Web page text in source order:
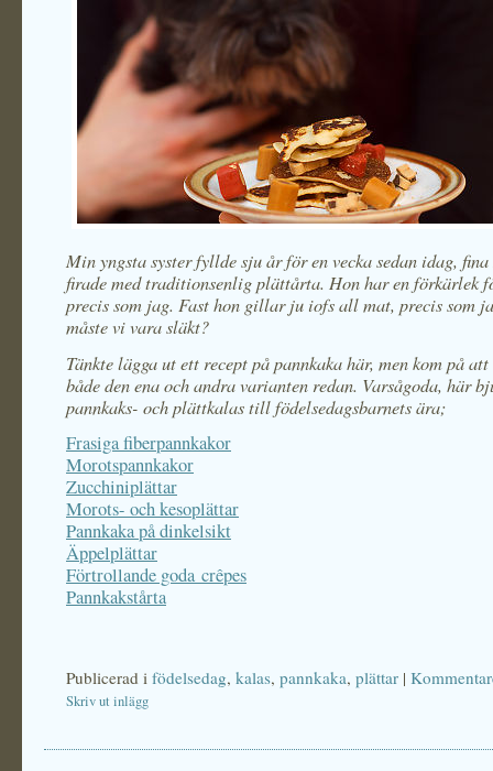
Min yngsta syster fyllde sju år för en vecka sedan idag,
firade med traditionsenlig plättårta. Hon har en förkärlek
precis som jag. Fast hon gillar ju iofs all mat, precis som
måste vi vara släkt?
Tänkte lägga ut ett recept på pannkaka här, men kom på
både den ena och andra varianten redan. Varsågoda, här
pannkaks- och plättkalas till födelsedagsbarnets ära;
Frasiga fiberpannkakor
Morotspannkakor
Zucchiniplättar
Morots- och kesoplättar
Pannkaka på dinkelsikt
Äppelplättar
Förtrollande goda crêpes
Pannkakstårta
Publicerad i födelsedag, kalas, pannkaka, plättar |
Skriv ut inlägg